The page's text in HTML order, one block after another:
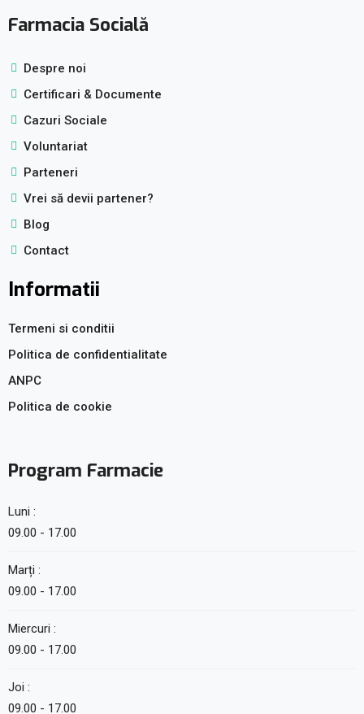
Farmacia Socială
Despre noi
Certificari & Documente
Cazuri Sociale
Voluntariat
Parteneri
Vrei să devii partener?
Blog
Contact
Informatii
Termeni si conditii
Politica de confidentialitate
ANPC
Politica de cookie
Program Farmacie
Luni :
09.00 - 17.00
Marți :
09.00 - 17.00
Miercuri :
09.00 - 17.00
Joi :
09.00 - 17.00